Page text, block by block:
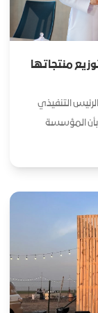
منتجاتها
التنفيذي
بأن المؤسسة
المالكة